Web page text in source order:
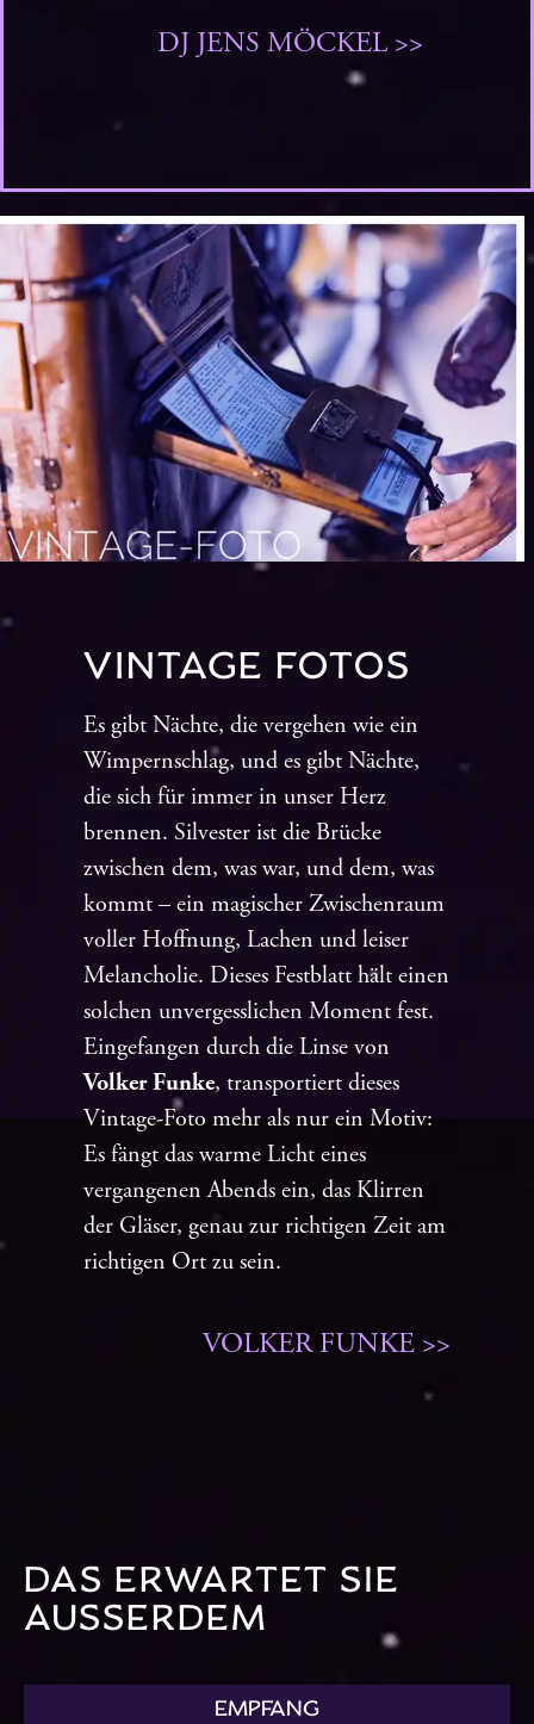
DJ JENS MÖCKEL >>
VINTAGE FOTOS
Es gibt Nächte, die vergehen wie ein
Wimpernschlag, und es gibt Nächte,
die sich für immer in unser Herz
brennen. Silvester ist die Brücke
zwischen dem, was war, und dem, was
kommt – ein magischer Zwischenraum
voller Hoffnung, Lachen und leiser
Melancholie. Dieses Festblatt hält einen
solchen unvergesslichen Moment fest.
Eingefangen durch die Linse von
Volker Funke, transportiert dieses
Vintage-Foto mehr als nur ein Motiv:
Es fängt das warme Licht eines
vergangenen Abends ein, das Klirren
der Gläser, genau zur richtigen Zeit am
richtigen Ort zu sein.
VOLKER FUNKE >>
DAS ERWARTET SIE
AUSSERDEM
EMPFANG